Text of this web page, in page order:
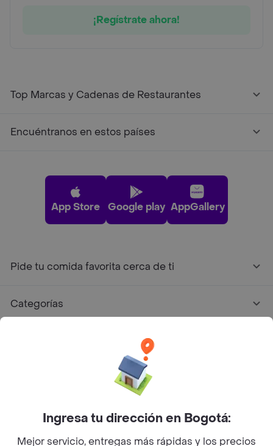
¡Regístrate ahora!
Top Marcas y Cadenas de Restaurantes
Encuéntranos en estos países
App Store Google play AppGallery
Pide tu comida favorita cerca de ti
Categorías
Facebook
Twitter
Instagram
©2026Rappi Inc. All rights reserved.
Ingresa tu dirección en Bogotá:
Mejor servicio, entregas más rápidas y los precios